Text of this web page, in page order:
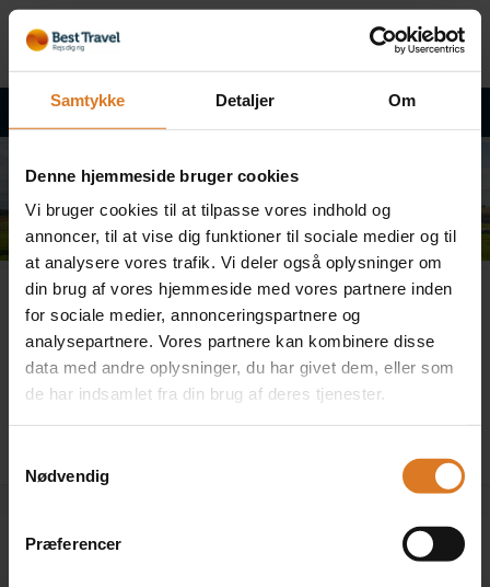
Samtykke Detaljer Om
Denne hjemmeside bruger cookies
Vi bruger cookies til at tilpasse vores indhold og
annoncer, til at vise dig funktioner til sociale medier og til
at analysere vores trafik. Vi deler også oplysninger om
din brug af vores hjemmeside med vores partnere inden
for sociale medier, annonceringspartnere og
analysepartnere. Vores partnere kan kombinere disse
data med andre oplysninger, du har givet dem, eller som
de har indsamlet fra din brug af deres tjenester.
Nødvendig
Præferencer
Tilbage til rejsebeskrivelsen
Fejl